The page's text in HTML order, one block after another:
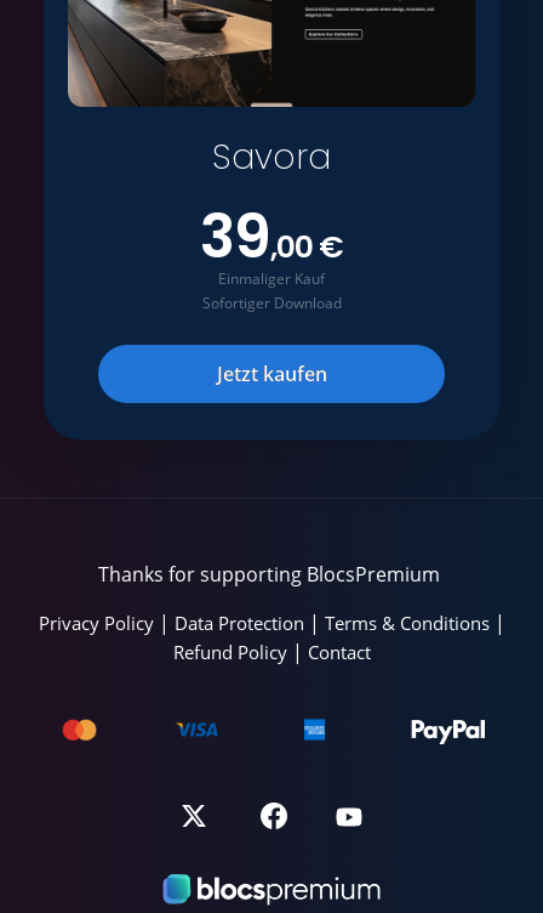
Savora
39,00 €
Einmaliger Kauf
Sofortiger Download
Jetzt kaufen
Thanks for supporting BlocsPremium
Privacy Policy| Data Protection | Terms & Conditions|
Refund Policy| Contact